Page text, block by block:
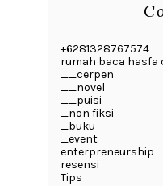
+6281328767574
rumah baca hasfa
__cerpen
__novel
__puisi
_non fiksi
_buku
_event
enterpreneurship
resensi
Tips